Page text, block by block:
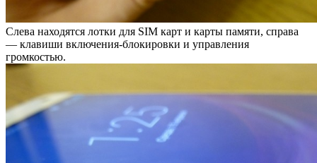
Слева находятся лотки для SIM карт и карты памяти, справа
— клавиши включения-блокировки и управления
громкостью.